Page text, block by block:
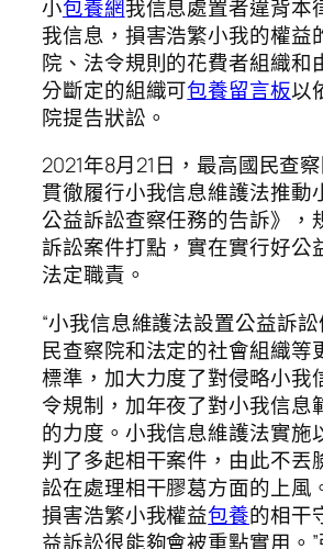
小包養網我信息處置者違背本
我信息，損害浩繁小我的權益
院、法令規則的花費者組織和
分斷定的組織可包養留言板以
院提告狀訟。
2021年8月21日，最高國民查
貫徹履行小我信息維護法推動
公益訴訟查察任務的告訴》，
訴訟案件打點，實在實行好公
法定職責。
“小我信息維護法設置公益訴
民查察院和法定的社會組織等
標準，加大力度了對侵略小我
令規制，加年夜了對小我信息
的力度。小我信息維護法實施
判了多起相干案件，由此不丟
訟在處理相干膠葛方面的上風
損害浩繁小我權益包養的相干
益訴訟很能夠會被重點實用。